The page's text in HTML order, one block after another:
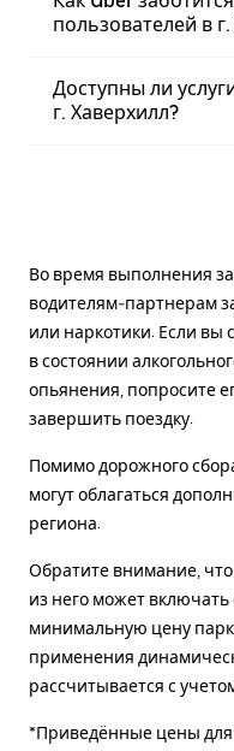
пользователей в
Доступны ли
г. Хаверхилл?
Во время выполнения
водителям-партнерам
или наркотики. Если вы
в состоянии
опьянения, попросите
завершить поездку.
Помимо дорожного
могут облагаться
региона.
Обратите внимание, что
из него может
минимальную цену
применения
рассчитывается с
*Приведённые цены